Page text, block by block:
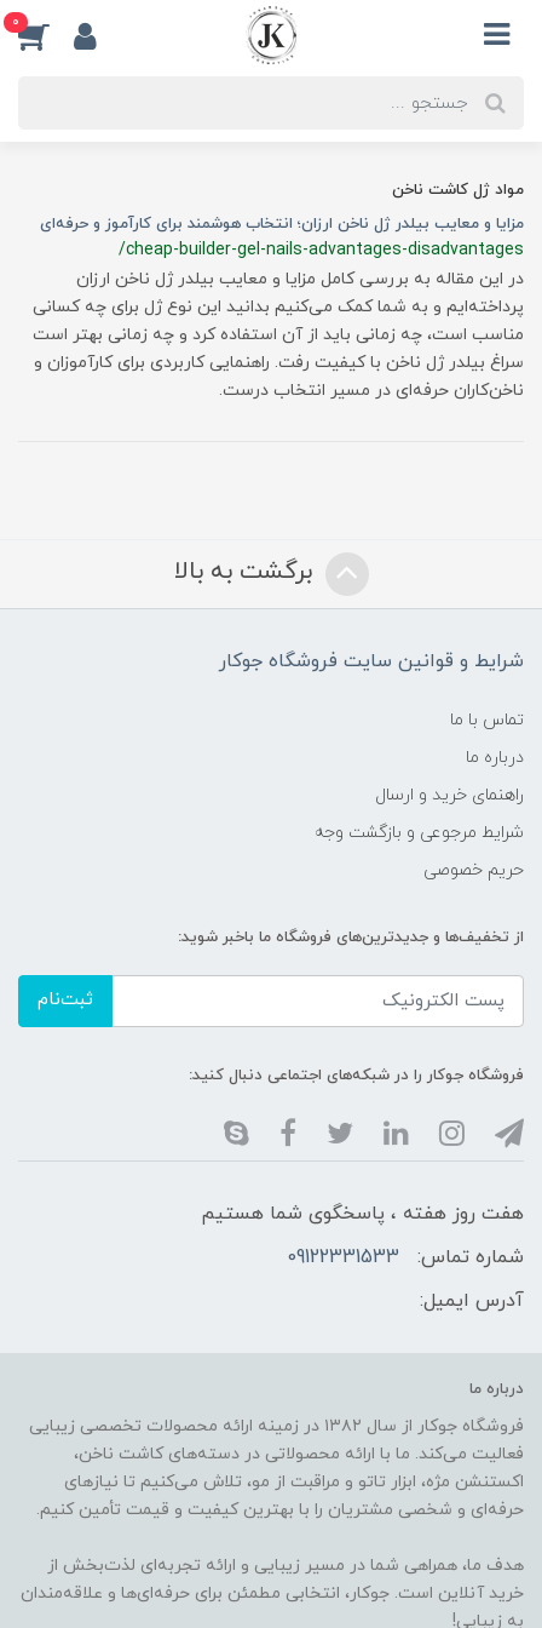
0
مواد ژل کاشت ناخن
مزایا و معایب بیلدر ژل ناخن ارزان؛ انتخاب هوشمند برای کارآموز و حرفه‌ای
/cheap-builder-gel-nails-advantages-disadvantages
در این مقاله به بررسی کامل مزایا و معایب بیلدر ژل ناخن ارزان
پرداخته‌ایم و به شما کمک می‌کنیم بدانید این نوع ژل برای چه کسانی
مناسب است، چه زمانی باید از آن استفاده کرد و چه زمانی بهتر است
سراغ بیلدر ژل ناخن با کیفیت رفت. راهنمایی کاربردی برای کارآموزان و
ناخن‌کاران حرفه‌ای در مسیر انتخاب درست.
برگشت به بالا
شرایط و قوانین سایت فروشگاه جوکار
تماس با ما
درباره ما
راهنمای خرید و ارسال
شرایط مرجوعی و بازگشت وجه
حریم خصوصی
از تخفیف‌ها و جدیدترین‌های فروشگاه ما باخبر شوید:
ثبت‌نام
فروشگاه جوکار را در شبکه‌های اجتماعی دنبال کنید:
هفت روز هفته ، پاسخگوی شما هستیم
شماره تماس:
09122331533
آدرس ایمیل:
درباره ما
فروشگاه جوکار از سال ۱۳۸۲ در زمینه ارائه محصولات تخصصی زیبایی
فعالیت می‌کند. ما با ارائه محصولاتی در دسته‌های کاشت ناخن،
اکستنشن مژه، ابزار تاتو و مراقبت از مو، تلاش می‌کنیم تا نیازهای
حرفه‌ای و شخصی مشتریان را با بهترین کیفیت و قیمت تأمین کنیم.
هدف ما، همراهی شما در مسیر زیبایی و ارائه تجربه‌ای لذت‌بخش از
خرید آنلاین است. جوکار، انتخابی مطمئن برای حرفه‌ای‌ها و علاقه‌مندان
به زیبایی!